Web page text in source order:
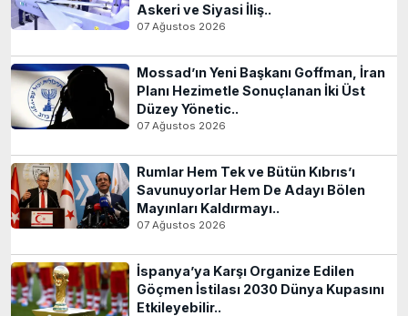
Askeri ve Siyasi İliş..
07 Ağustos 2026
Mossad’ın Yeni Başkanı Goffman, İran
Planı Hezimetle Sonuçlanan İki Üst
Düzey Yönetic..
07 Ağustos 2026
Rumlar Hem Tek ve Bütün Kıbrıs’ı
Savunuyorlar Hem De Adayı Bölen
Mayınları Kaldırmayı..
07 Ağustos 2026
İspanya’ya Karşı Organize Edilen
Göçmen İstilası 2030 Dünya Kupasını
Etkileyebilir..